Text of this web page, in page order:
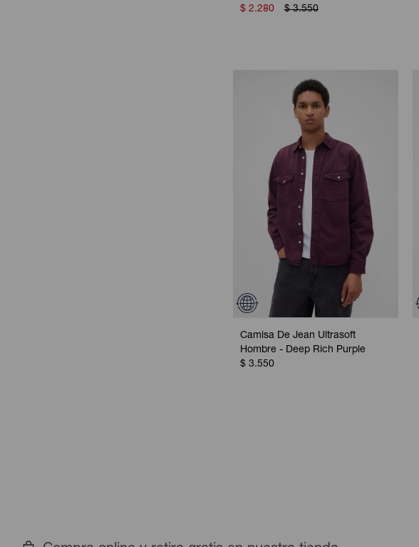
$ 2.280 $ 3.550
Camisa De Jean Ultrasoft
Hombre - Deep Rich Purple
$ 3.550